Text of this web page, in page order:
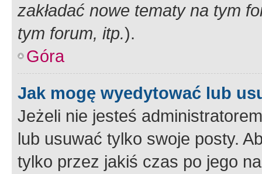
zakładać nowe tematy na tym
tym forum, itp.).
Góra
Jak mogę wyedytować lub
Jeżeli nie jesteś
lub usuwać tylko swoje posty.
tylko przez jakiś czas po jego